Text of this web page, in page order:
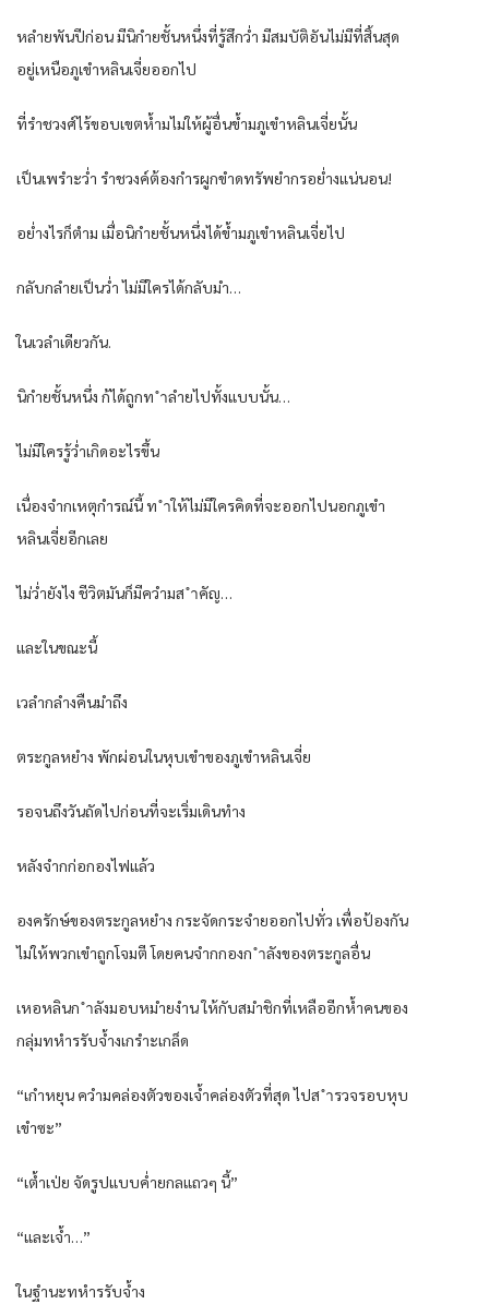
หลำยพันปีก่อน มีนิกำยชั้นหนึ่งที่รู้สึกว่ำ มีสมบัติอันไม่มีที่สิ้นสุด
อยู่เหนือภูเขำหลินเจี่ยออกไป
ที่รำชวงศ์ไร้ขอบเขตห้ำมไม่ให้ผู้อื่นข้ำมภูเขำหลินเจี่ยนั้น
เป็นเพรำะว่ำ รำชวงค์ต้องกำรผูกขำดทรัพยำกรอย่ำงแน่นอน!
อย่ำงไรก็ตำม เมื่อนิกำยชั้นหนึ่งได้ข้ำมภูเขำหลินเจี่ยไป
กลับกลำยเป็นว่ำ ไม่มีใครได้กลับมำ…
ในเวลำเดียวกัน.
นิกำยชั้นหนึ่ง ก้ได้ถูกท ำลำยไปทั้งแบบนั้น…
ไม่มีใครรู้ว่ำเกิดอะไรขึ้น
เนื่องจำกเหตุกำรณ์นี้ ท ำให้ไม่มีใครคิดที่จะออกไปนอกภูเขำ
หลินเจี่ยอีกเลย
ไม่ว่ำยังไง ชีวิตมันก็มีควำมส ำคัญ…
และในขณะนี้
เวลำกลำงคืนมำถึง
ตระกูลหยำง พักผ่อนในหุบเขำของภูเขำหลินเจี่ย
รอจนถึงวันถัดไปก่อนที่จะเริ่มเดินทำง
หลังจำกก่อกองไฟแล้ว
องครักษ์ของตระกูลหยำง กระจัดกระจำยออกไปทั่ว เพื่อป้องกัน
ไม่ให้พวกเขำถูกโจมตี โดยคนจำกกองก ำลังของตระกูลอื่น
เหอหลินก ำลังมอบหมำยงำน ให้กับสมำชิกที่เหลืออีกห้ำคนของ
กลุ่มทหำรรับจ้ำงเกรำะเกล็ด
“เกำหยุน ควำมคล่องตัวของเจ้ำคล่องตัวที่สุด ไปส ำรวจรอบหุบ
เขำซะ”
“เต้ำเป่ย จัดรูปแบบค่ำยกลแถวๆ นี้”
“และเจ้ำ…”
ในฐำนะทหำรรับจ้ำง